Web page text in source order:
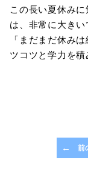
この長い夏休み
は、非常に大きい
「まだまだ休み
ツコツと学力を積
前